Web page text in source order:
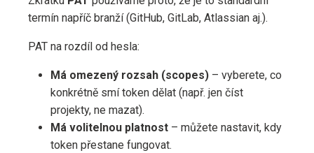
termín napříč branží (GitHub, GitLab, Atlassian aj.).
PAT na rozdíl od hesla:
Má omezený rozsah (scopes) – vyberete, co
konkrétně smí token dělat (např. jen číst
projekty, ne mazat).
Má volitelnou platnost – můžete nastavit, kdy
token přestane fungovat.